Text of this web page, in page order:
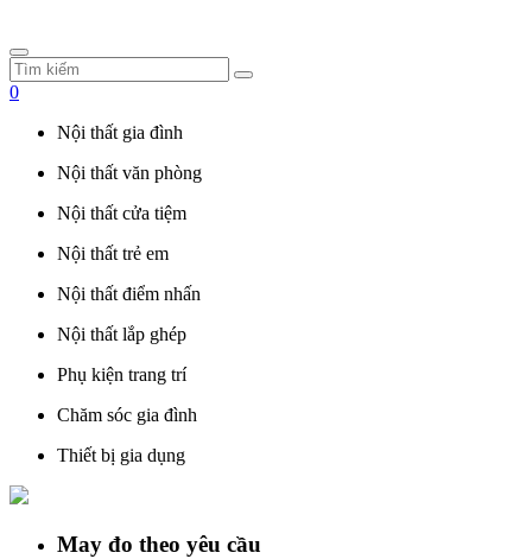
0
Nội thất gia đình
Nội thất văn phòng
Nội thất cửa tiệm
Nội thất trẻ em
Nội thất điểm nhấn
Nội thất lắp ghép
Phụ kiện trang trí
Chăm sóc gia đình
Thiết bị gia dụng
May đo theo yêu cầu